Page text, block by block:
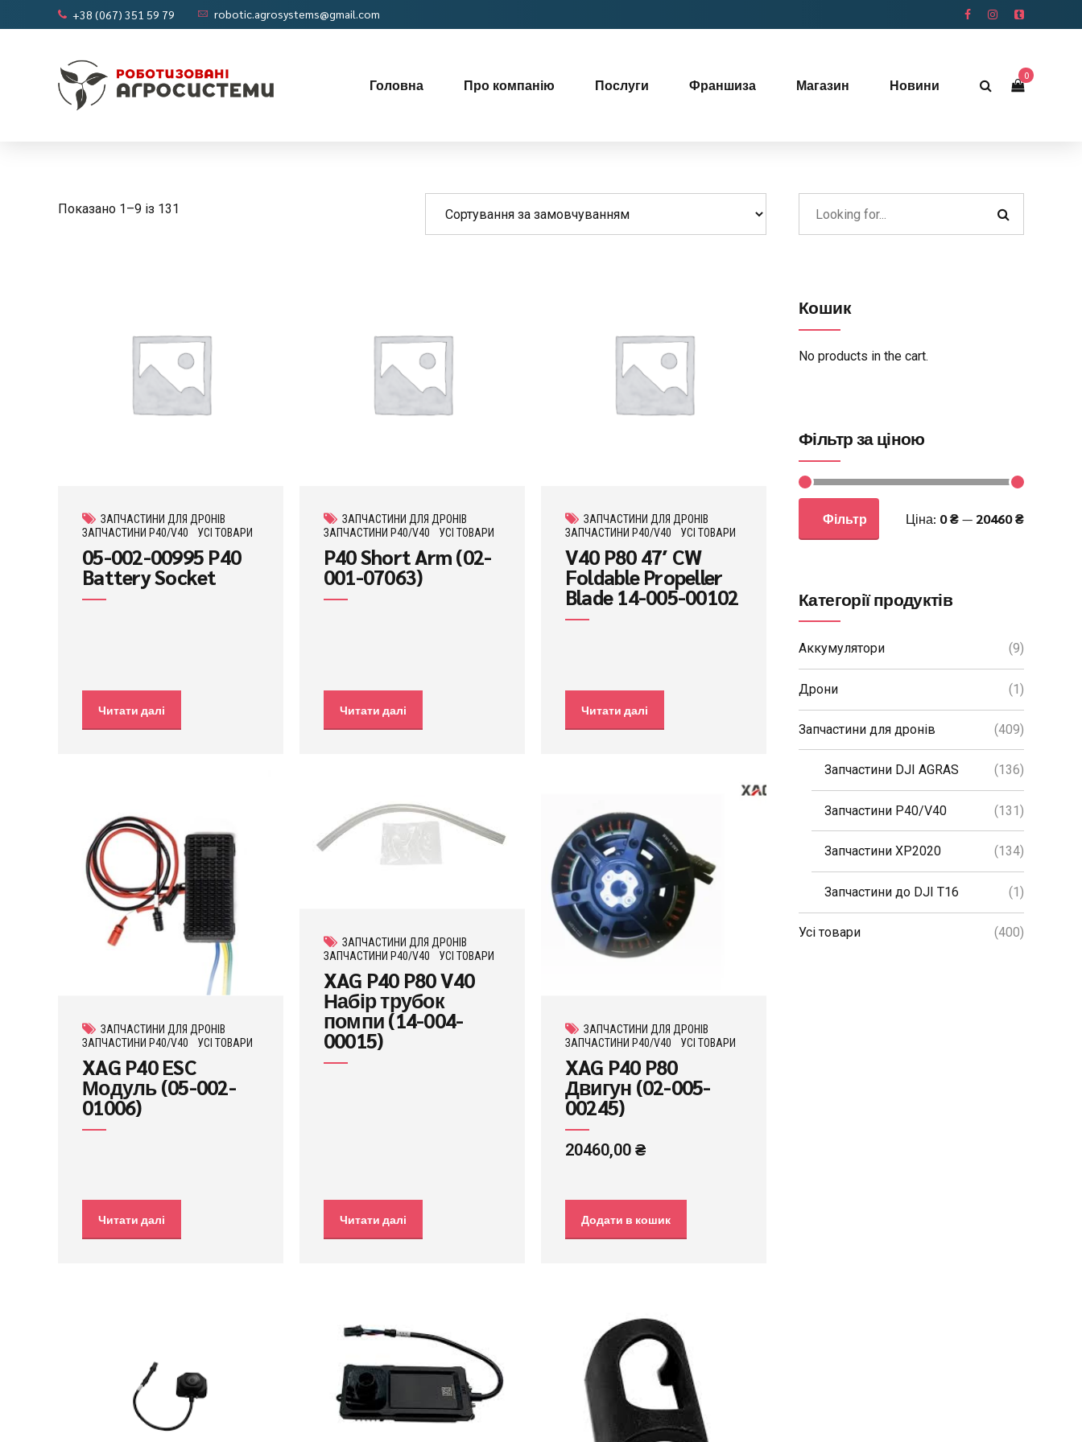
+38 (067) 351 59 79 robotic.agrosystems@gmail.com
0
Головна Про компанію Послуги Франшиза Магазин Новини
Показано 1–9 із 131
ЗАПЧАСТИНИ ДЛЯ ДРОНІВ
ЗАПЧАСТИНИ P40/V40
УСІ ТОВАРИ
05-002-00995 P40
Battery Socket
Читати далі
ЗАПЧАСТИНИ ДЛЯ ДРОНІВ
ЗАПЧАСТИНИ P40/V40
УСІ ТОВАРИ
P40 Short Arm (02-
001-07063)
Читати далі
ЗАПЧАСТИНИ ДЛЯ ДРОНІВ
ЗАПЧАСТИНИ P40/V40
УСІ ТОВАРИ
V40 P80 47′ CW
Foldable Propeller
Blade 14-005-00102
Читати далі
ЗАПЧАСТИНИ ДЛЯ ДРОНІВ
ЗАПЧАСТИНИ P40/V40
УСІ ТОВАРИ
XAG P40 ESC
Модуль (05-002-
01006)
Читати далі
ЗАПЧАСТИНИ ДЛЯ ДРОНІВ
ЗАПЧАСТИНИ P40/V40
УСІ ТОВАРИ
XAG P40 P80 V40
Набір трубок
помпи (14-004-
00015)
Читати далі
ЗАПЧАСТИНИ ДЛЯ ДРОНІВ
ЗАПЧАСТИНИ P40/V40
УСІ ТОВАРИ
XAG P40 P80
Двигун (02-005-
00245)
20460,00 ₴
Додати в кошик
Кошик
No products in the cart.
Фільтр за ціною
Фільтр Ціна: 0 ₴— 20460 ₴
Категорії продуктів
Аккумулятори (9)
Дрони (1)
Запчастини для дронів (409)
Запчастини DJI AGRAS (136)
Запчастини P40/V40 (131)
Запчастини XP2020 (134)
Запчастини до DJI T16 (1)
Усі товари (400)